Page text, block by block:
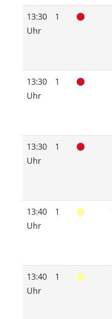
13:30
Uhr
1
13:30
Uhr
1
13:30
Uhr
1
13:40
Uhr
1
13:40
Uhr
1